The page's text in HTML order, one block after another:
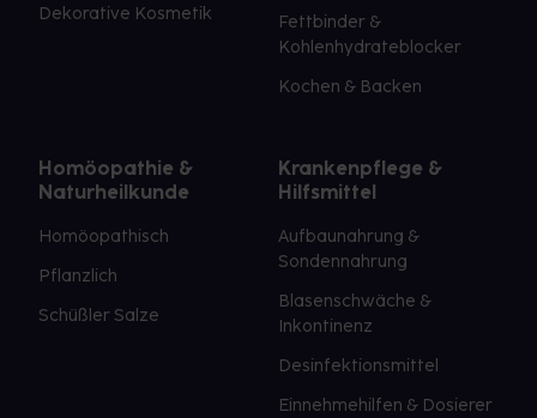
Dekorative Kosmetik
Fettbinder &
Kohlenhydrateblocker
Kochen & Backen
Homöopathie &
Naturheilkunde
Homöopathisch
Pflanzlich
Schüßler Salze
Krankenpflege &
Hilfsmittel
Aufbaunahrung &
Sondennahrung
Blasenschwäche &
Inkontinenz
Desinfektionsmittel
Einnehmehilfen & Dosierer